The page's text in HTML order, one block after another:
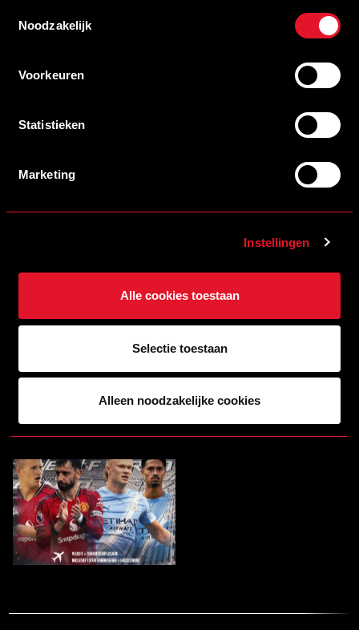
Noodzakelijk
Voorkeuren
Statistieken
Marketing
Instellingen
Alle cookies toestaan
Selectie toestaan
Alleen noodzakelijke cookies
We nemen binnenkort contact met je op om de nodige
gegevens op te vragen. Je ontvangt dan ook aanvullende
informatie van ons. Bij vragen kun je mailen naar
Deze reis wordt mede mogelijk gemaakt doorSparenti.